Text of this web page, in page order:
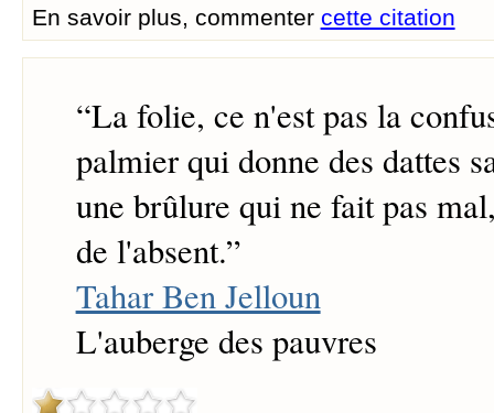
En savoir plus, commenter cette citation
“La folie, ce n'est pas la
palmier qui donne des dattes
une brûlure qui ne fait pas
de l'absent.”
Tahar Ben Jelloun
L'auberge des pauvres